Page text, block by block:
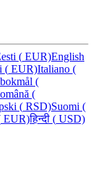
( EUR)English
( EUR)Italiano (
(
(
( RSD)Suomi (
EUR)हिन्दी ( USD)